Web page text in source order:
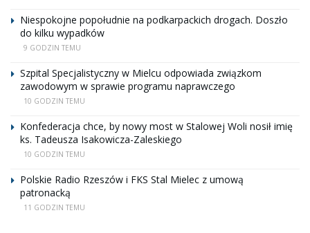
Niespokojne popołudnie na podkarpackich drogach. Doszło
do kilku wypadków
9 GODZIN TEMU
Szpital Specjalistyczny w Mielcu odpowiada związkom
zawodowym w sprawie programu naprawczego
10 GODZIN TEMU
Konfederacja chce, by nowy most w Stalowej Woli nosił imię
ks. Tadeusza Isakowicza-Zaleskiego
10 GODZIN TEMU
Polskie Radio Rzeszów i FKS Stal Mielec z umową
patronacką
11 GODZIN TEMU